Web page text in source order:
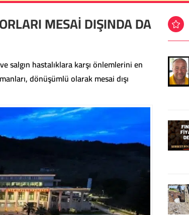
MESAİ DIŞINDA DA
salgın hastalıklara karşı önlemlerini en
dönüşümlü olarak mesai dışı